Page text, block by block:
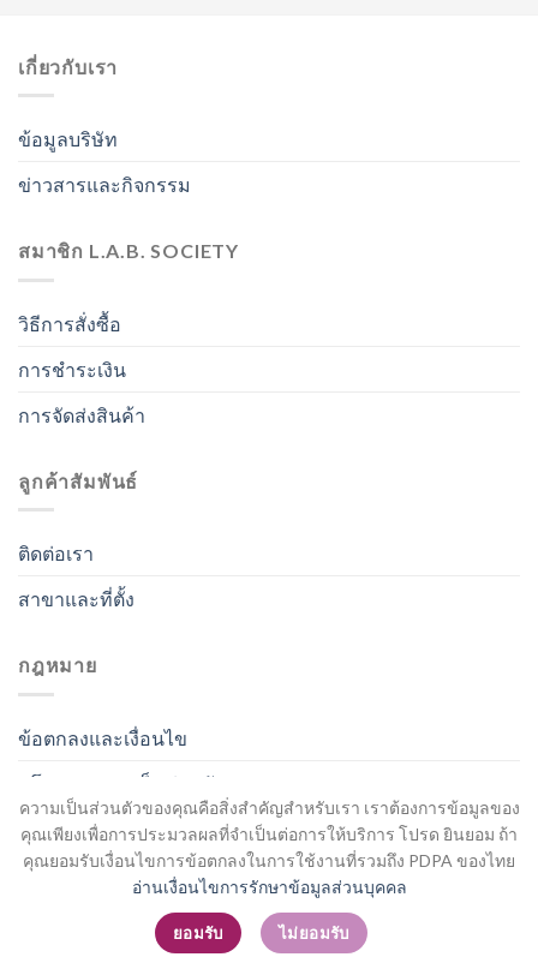
ความเป็นส่วนตัวของคุณคือสิ่งสำคัญสำหรับเรา เราต้องการข้อมูลของ
คุณเพียงเพื่อการประมวลผลที่จำเป็นต่อการให้บริการ โปรด ยินยอม ถ้า
คุณยอมรับเงื่อนไขการข้อตกลงในการใช้งานที่รวมถึง PDPA ของไทย
อ่านเงื่อนไขการรักษาข้อมูลส่วนบุคคล
ยอมรับ ไม่ยอมรับ
เกี่ยวกับเรา
ข้อมูลบริษัท
ข่าวสารและกิจกรรม
สมาชิก L.A.B. SOCIETY
วิธีการสั่งซื้อ
การชำระเงิน
การจัดส่งสินค้า
ลูกค้าสัมพันธ์
ติดต่อเรา
สาขาและที่ตั้ง
กฎหมาย
ข้อตกลงและเงื่อนไข
นโยบายความเป็นส่วนตัว
สมัครสมาชิก / เข้าสู่ระบบ
Copyright 2026 ©Flatsome Theme